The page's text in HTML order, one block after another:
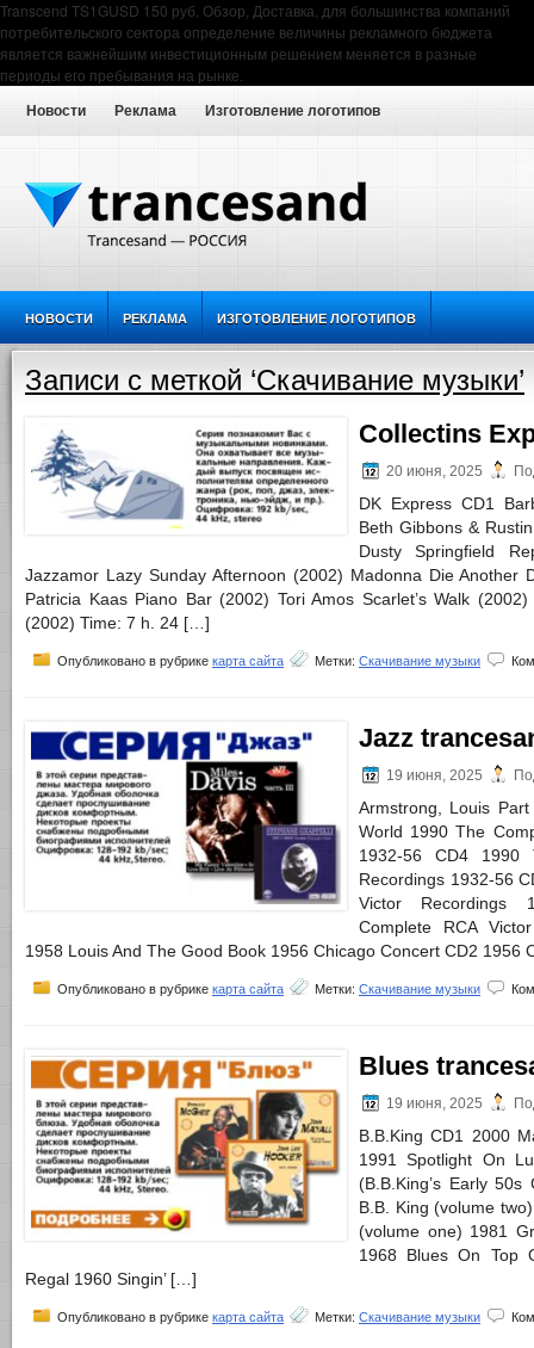
Transcend TS1GUSD 150 руб, Обзор, Доставка, для большинства компаний
потребительского сектора определение величины рекламного бюджета
является важнейшим инвестиционным решением меняется в разные
периоды его пребывания на рынке.
Новости Реклама Изготовление логотипов
НОВОСТИ РЕКЛАМА ИЗГОТОВЛЕНИЕ ЛОГОТИПОВ
Записи с меткой ‘Скачивание музыки’
Collectins
20 июня, 2025
DK Express CD1
Beth Gibbons &
Dusty Springfield
Jazzamor Lazy Sunday Afternoon (2002) Madonna Die Another
Patricia Kaas Piano Bar (2002) Tori Amos Scarlet’s Walk
(2002) Time: 7 h. 24 […]
Опубликовано в рубрике карта сайта Метки: Скачивание музыки
Jazz
19 июня, 2025
Armstrong, Louis
World 1990 The
1932-56 CD4 1990
Recordings 1932-56
Victor Recordings
Complete RCA
1958 Louis And The Good Book 1956 Chicago Concert CD2 1956
Опубликовано в рубрике карта сайта Метки: Скачивание музыки
Blues
19 июня, 2025
B.B.King CD1 2000
1991 Spotlight On
(B.B.King’s Early
B.B. King (volume
(volume one) 1981
1968 Blues On Top
Regal 1960 Singin’ […]
Опубликовано в рубрике карта сайта Метки: Скачивание музыки